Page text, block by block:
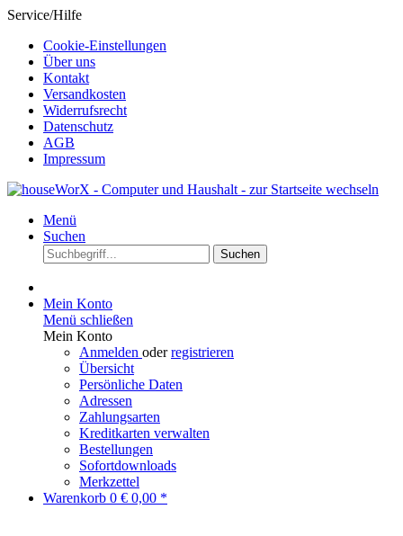
Service/Hilfe
Cookie-Einstellungen
Über uns
Kontakt
Versandkosten
Widerrufsrecht
Datenschutz
AGB
Impressum
Menü
Suchen
Suchen
Mein Konto
Menü schließen
Mein Konto
Anmelden oderregistrieren
Übersicht
Persönliche Daten
Adressen
Zahlungsarten
Kreditkarten verwalten
Bestellungen
Sofortdownloads
Merkzettel
Warenkorb 0 € 0,00 *